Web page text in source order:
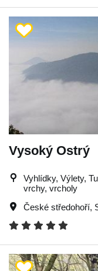
Vysoký Ostrý
Vyhlídky, Výlety,
vrchy, vrcholy
České středohoří,